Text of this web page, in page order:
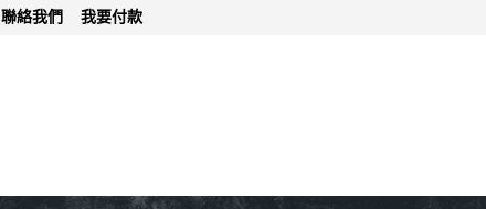
聯絡我們 我要付款